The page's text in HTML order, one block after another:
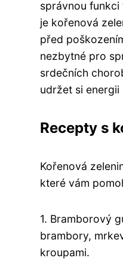
správnou funkci
je kořenová
před
nezbytné pro
srdečních
udržet si energii
Recepty s
Kořenová
které vám
1. Bramborový
brambory,
kroupami.